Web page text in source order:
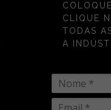
CLIQUE
TODAS
A